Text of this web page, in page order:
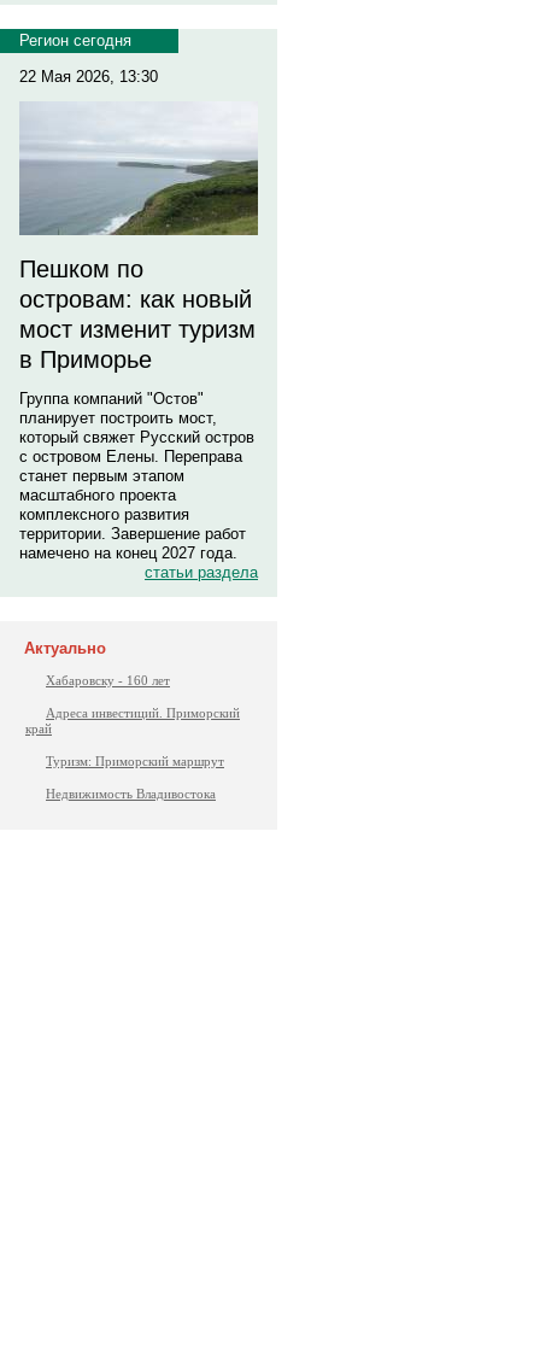
Регион сегодня
22 Мая 2026, 13:30
Пешком по
островам: как новый
мост изменит туризм
в Приморье
Группа компаний "Остов"
планирует построить мост,
который свяжет Русский остров
с островом Елены. Переправа
станет первым этапом
масштабного проекта
комплексного развития
территории. Завершение работ
намечено на конец 2027 года.
статьи раздела
Актуально
Хабаровску - 160 лет
Адреса инвестиций. Приморский
край
Туризм: Приморский маршрут
Недвижимость Владивостока